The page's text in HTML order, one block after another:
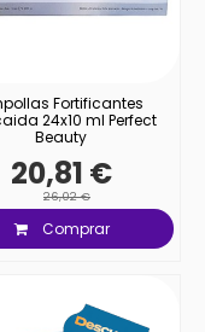
Fortificantes
24x10 ml Perfect
Beauty
20,81 €
26,02 €
Comprar